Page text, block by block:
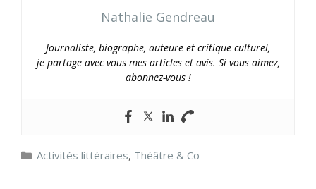
Nathalie Gendreau
Journaliste, biographe, auteure et critique culturel,
je partage avec vous mes articles et avis. Si vous aimez,
abonnez-vous !
Catégories
Activités littéraires, Théâtre & Co